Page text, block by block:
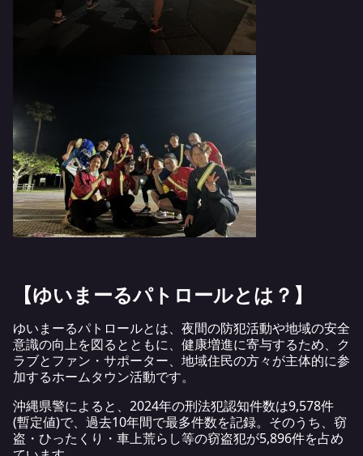
【ゆいまーるパトロールとは？】
ゆいまーるパトロールとは、夜間の防犯活動や地域の安全
意識の向上を図るとともに、健康増進に寄与するため、ク
ラブとファン・サポーター、地域住民の方々が主体的に参
加するホームタウン活動です。
沖縄県警によると、 2024年の刑法犯認知件数は9,578件
(暫定値)で、過去10年間で最多件数を記録。そのうち、窃
盗・ひったくり・車上荒らし等の窃盗犯が5,896件を占め